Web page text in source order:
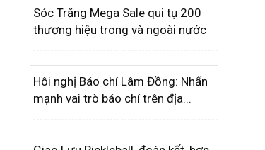
Sóc Trăng Mega Sale qui tụ 200
thương hiệu trong và ngoài nước
Hôi nghị Báo chí Lâm Đồng: Nhấn
mạnh vai trò báo chí trên địa...